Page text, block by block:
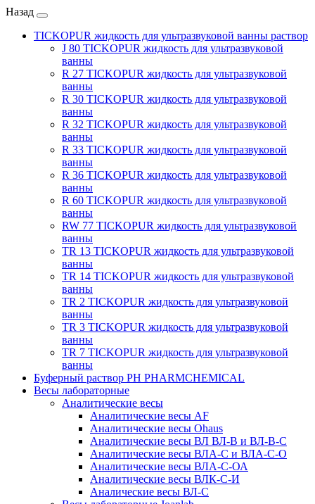
Назад
TICKOPUR жидкость для ультразвуковой ванны раствор
J 80 TICKOPUR жидкость для ультразвуковой
ванны
R 27 TICKOPUR жидкость для ультразвуковой
ванны
R 30 TICKOPUR жидкость для ультразвуковой
ванны
R 32 TICKOPUR жидкость для ультразвуковой
ванны
R 33 TICKOPUR жидкость для ультразвуковой
ванны
R 36 TICKOPUR жидкость для ультразвуковой
ванны
R 60 TICKOPUR жидкость для ультразвуковой
ванны
RW 77 TICKOPUR жидкость для ультразвуковой
ванны
TR 13 TICKOPUR жидкость для ультразвуковой
ванны
TR 14 TICKOPUR жидкость для ультразвуковой
ванны
TR 2 TICKOPUR жидкость для ультразвуковой
ванны
TR 3 TICKOPUR жидкость для ультразвуковой
ванны
TR 7 TICKOPUR жидкость для ультразвуковой
ванны
Буферный раствор PH PHARMCHEMICAL
Весы лабораторные
Аналитические весы
Аналитические весы AF
Аналитические весы Ohaus
Аналитические весы ВЛ ВЛ-В и ВЛ-В-С
Аналитические весы ВЛА-С и ВЛА-С-О
Аналитические весы ВЛА-С-ОА
Аналитические весы ВЛК-С-И
Аналические весы ВЛ-С